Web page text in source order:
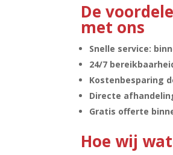
De
met ons
Snelle service:
24/7
Kostenbesparing
Directe
Gratis offerte
Hoe wij